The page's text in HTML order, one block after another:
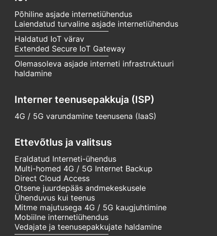
Põhiline asjade internetiühendus
Laiendatud turvaline asjade internetiühendus
Haldatud IoT värav
Extended Secure IoT Gateway
Olemasoleva asjade interneti infrastruktuuri
haldamine
Interner teenusepakkuja (ISP)
4G / 5G varundamine teenusena (IaaS)
Ettevõtlus ja valitsus
Eraldatud Interneti-ühendus
Multi-homed 4G / 5G Internet Backup
Direct Cloud Access
Otsene juurdepääs andmekeskusele
Ühenduvus kui teenus
Mitme majutusega 4G / 5G kaugjuhtimine
Mobiilne internetiühendus
Vedajate ja teenusepakkujate haldamine